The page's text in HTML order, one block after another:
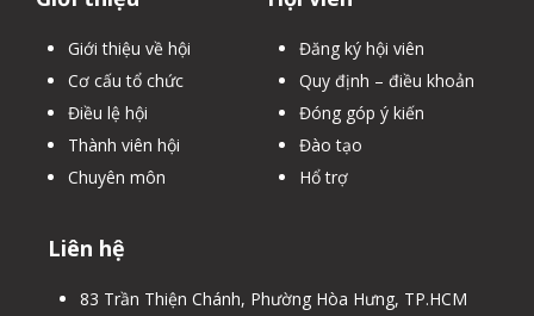
Giới thiệu về hội
Cơ cấu tổ chức
Điều lệ hội
Thành viên hội
Chuyên môn
Đăng ký hội viên
Quy định – điều khoản
Đóng góp ý kiến
Đào tạo
Hổ trợ
Liên hệ
83 Trần Thiện Chánh, Phường Hòa Hưng, TP.HCM